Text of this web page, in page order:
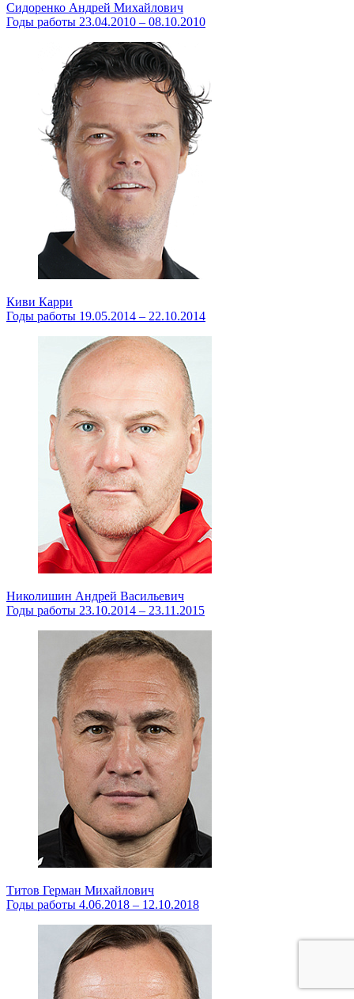
Сидоренко Андрей Михайлович
Годы работы 23.04.2010 – 08.10.2010
Киви Карри
Годы работы 19.05.2014 – 22.10.2014
Николишин Андрей Васильевич
Годы работы 23.10.2014 – 23.11.2015
Титов Герман Михайлович
Годы работы 4.06.2018 – 12.10.2018